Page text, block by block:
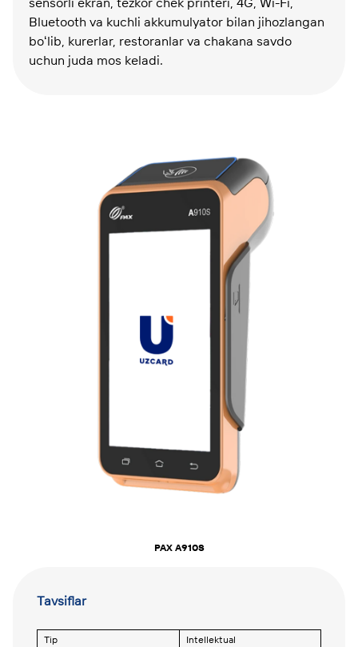
Bluetooth va kuchli akkumulyator bilan jihozlangan
boʻlib, kurerlar, restoranlar va chakana savdo
uchun juda mos keladi.
PAX A910S
Tavsiflar
Tip
Intellektual